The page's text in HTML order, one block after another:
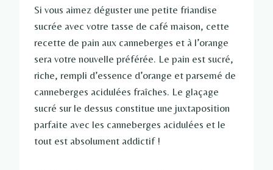
Si vous aimez déguster une petite friandise
sucrée avec votre tasse de café maison, cette
recette de pain aux canneberges et à l’orange
sera votre nouvelle préférée. Le pain est sucré,
riche, rempli d’essence d’orange et parsemé de
canneberges acidulées fraîches. Le glaçage
sucré sur le dessus constitue une juxtaposition
parfaite avec les canneberges acidulées et le
tout est absolument addictif !